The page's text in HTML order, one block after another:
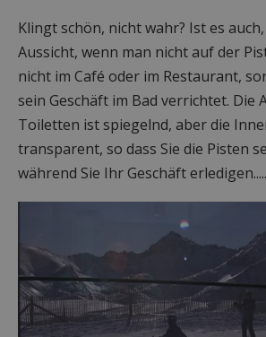
Klingt schön, nicht wahr? Ist es
Aussicht, wenn man nicht auf der
nicht im Café oder im Restaurant,
sein Geschäft im Bad verrichtet. Die
Toiletten ist spiegelnd, aber die
transparent, so dass Sie die Pisten
während Sie Ihr Geschäft erledigen.....